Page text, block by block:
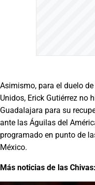
Asimismo, para el duelo
Unidos, Erick Gutiérrez no
Guadalajara para su
ante las Águilas del
programado en punto de
México.
Más noticias de las Chivas: